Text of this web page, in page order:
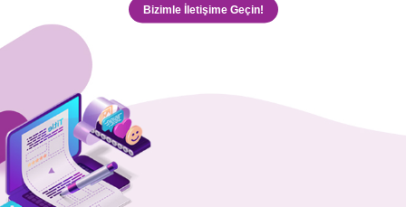
Bizimle İletişime Geçin!
Almak İstediğiniz Hizmet
Mesajınız